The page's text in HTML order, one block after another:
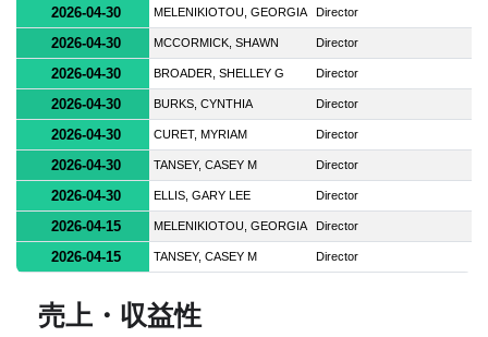
2026-04-30 MELENIKIOTOU, GEORGIA Director
2026-04-30 MCCORMICK, SHAWN Director
2026-04-30 BROADER, SHELLEY G Director
2026-04-30 BURKS, CYNTHIA Director
2026-04-30 CURET, MYRIAM Director
2026-04-30 TANSEY, CASEY M Director
2026-04-30 ELLIS, GARY LEE Director
2026-04-15 MELENIKIOTOU, GEORGIA Director
2026-04-15 TANSEY, CASEY M Director
売上・収益性